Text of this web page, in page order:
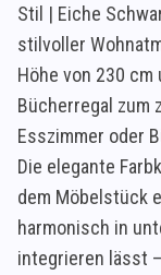
Stil | Eiche
stilvoller
Höhe von 230
Bücherregal zum
Esszimmer oder
Die elegante
dem Möbelstück
harmonisch in
integrieren lässt